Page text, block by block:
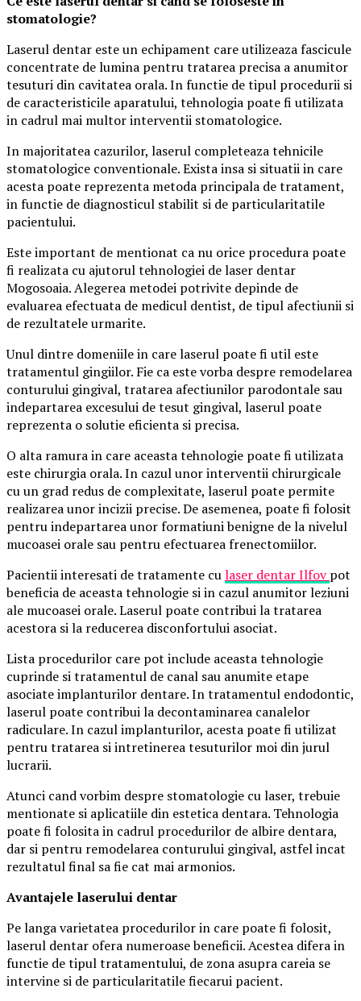
stomatologie?
Laserul dentar este un echipament care utilizeaza fascicule
concentrate de lumina pentru tratarea precisa a anumitor
tesuturi din cavitatea orala. In functie de tipul procedurii si
de caracteristicile aparatului, tehnologia poate fi utilizata
in cadrul mai multor interventii stomatologice.
In majoritatea cazurilor, laserul completeaza tehnicile
stomatologice conventionale. Exista insa si situatii in care
acesta poate reprezenta metoda principala de tratament,
in functie de diagnosticul stabilit si de particularitatile
pacientului.
Este important de mentionat ca nu orice procedura poate
fi realizata cu ajutorul tehnologiei de laser dentar
Mogosoaia. Alegerea metodei potrivite depinde de
evaluarea efectuata de medicul dentist, de tipul afectiunii si
de rezultatele urmarite.
Unul dintre domeniile in care laserul poate fi util este
tratamentul gingiilor. Fie ca este vorba despre remodelarea
conturului gingival, tratarea afectiunilor parodontale sau
indepartarea excesului de tesut gingival, laserul poate
reprezenta o solutie eficienta si precisa.
O alta ramura in care aceasta tehnologie poate fi utilizata
este chirurgia orala. In cazul unor interventii chirurgicale
cu un grad redus de complexitate, laserul poate permite
realizarea unor incizii precise. De asemenea, poate fi folosit
pentru indepartarea unor formatiuni benigne de la nivelul
mucoasei orale sau pentru efectuarea frenectomiilor.
Pacientii interesati de tratamente culaser dentar Ilfovpot
beneficia de aceasta tehnologie si in cazul anumitor leziuni
ale mucoasei orale. Laserul poate contribui la tratarea
acestora si la reducerea disconfortului asociat.
Lista procedurilor care pot include aceasta tehnologie
cuprinde si tratamentul de canal sau anumite etape
asociate implanturilor dentare. In tratamentul endodontic,
laserul poate contribui la decontaminarea canalelor
radiculare. In cazul implanturilor, acesta poate fi utilizat
pentru tratarea si intretinerea tesuturilor moi din jurul
lucrarii.
Atunci cand vorbim despre stomatologie cu laser, trebuie
mentionate si aplicatiile din estetica dentara. Tehnologia
poate fi folosita in cadrul procedurilor de albire dentara,
dar si pentru remodelarea conturului gingival, astfel incat
rezultatul final sa fie cat mai armonios.
Avantajele laserului dentar
Pe langa varietatea procedurilor in care poate fi folosit,
laserul dentar ofera numeroase beneficii. Acestea difera in
functie de tipul tratamentului, de zona asupra careia se
intervine si de particularitatile fiecarui pacient.